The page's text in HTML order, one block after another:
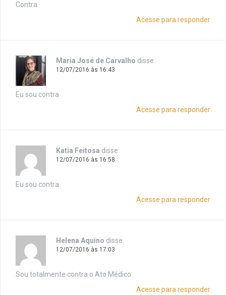
Contra
Acesse para responder
Maria José de Carvalho disse:
12/07/2016 às 16:43
Eu sou contra
Acesse para responder
Katia Feitosa disse:
12/07/2016 às 16:58
Eu sou contra
Acesse para responder
Helena Aquino disse:
12/07/2016 às 17:03
Sou totalmente contra o Ato Médico
Acesse para responder